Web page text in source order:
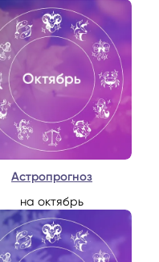
Астропрогноз
на октябрь